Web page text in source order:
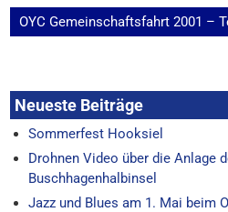
Beitragsnavigation
OYC Gemeinschaftsfahrt 2001 –
Neueste Beiträge
Sommerfest Hooksiel
Drohnen Video über die Anlage
Buschhagenhalbinsel
Jazz und Blues am 1. Mai beim